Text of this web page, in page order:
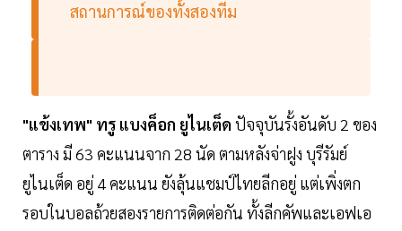
สถานการณ์ของทั้งสองทีม
"แข้งเทพ" ทรู แบงค็อก ยูไนเต็ด ปัจจุบันรั้งอันดับ 2 ของ
ตาราง มี 63 คะแนนจาก 28 นัด ตามหลังจ่าฝูง บุรีรัมย์
ยูไนเต็ด อยู่ 4 คะแนน ยังลุ้นแชมป์ไทยลีกอยู่ แต่เพิ่งตก
รอบในบอลถ้วยสองรายการติดต่อกัน ทั้งลีกคัพและเอฟเอ